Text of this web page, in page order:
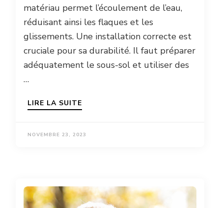
matériau permet l’écoulement de l’eau,
réduisant ainsi les flaques et les
glissements. Une installation correcte est
cruciale pour sa durabilité. Il faut préparer
adéquatement le sous-sol et utiliser des
…
LIRE LA SUITE
NOVEMBRE 23, 2023